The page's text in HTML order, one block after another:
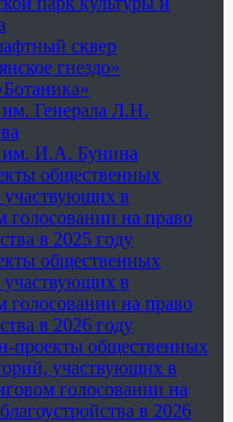
сквер
гнездо»
Генерала Л.Н.
им. И.А. Бунина
общественных
участвующих в
голосовании на право
в 2025 году
общественных
участвующих в
голосовании на право
в 2026 году
проекты общественных
участвующих в
голосовании на
в 2026